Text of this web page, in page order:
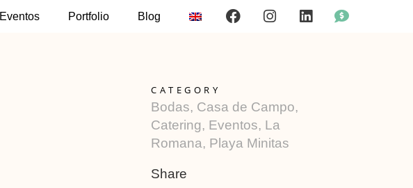
Eventos Portfolio Blog
CATEGORY
Bodas, Casa de Campo,
Catering, Eventos, La
Romana, Playa Minitas
Share